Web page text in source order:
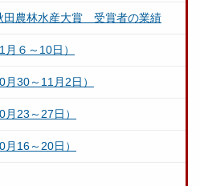
田農林水産大賞 受賞者の業績
６～10日）
30～11月2日）
23～27日）
16～20日）